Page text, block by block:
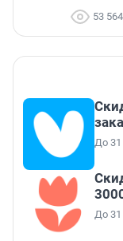
53 564
До 31
До 31